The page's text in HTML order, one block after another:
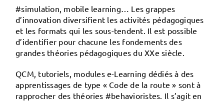
#simulation, mobile learning… Les grappes
d’innovation diversifient les activités pédagogiques
et les formats qui les sous-tendent. Il est possible
d’identifier pour chacune les fondements des
grandes théories pédagogiques du XXe siècle.
QCM, tutoriels, modules e-Learning dédiés à des
apprentissages de type « Code de la route » sont à
rapprocher des théories #behavioristes. Il s’agit en